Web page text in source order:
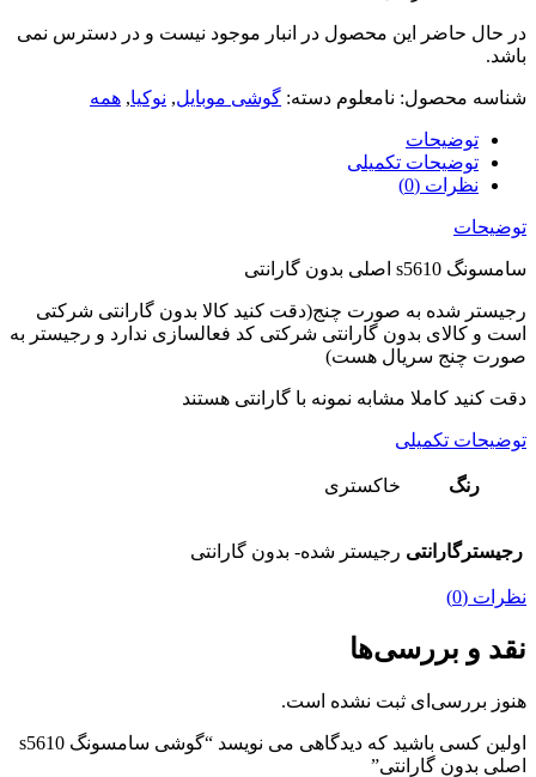
در حال حاضر این محصول در انبار موجود نیست و در دسترس نمی
باشد.
شناسه محصول: نامعلوم دسته: گوشی موبایل, نوکیا, همه
توضیحات
توضیحات تکمیلی
نظرات (0)
توضیحات
سامسونگ s5610 اصلی بدون گارانتی
رجیستر شده به صورت چنج(دقت کنید کالا بدون گارانتی شرکتی
است و کالای بدون گارانتی شرکتی کد فعالسازی ندارد و رجیستر به
صورت چنج سریال هست)
دقت کنید کاملا مشابه نمونه با گارانتی هستند
توضیحات تکمیلی
رنگ خاکستری
رجیسترگارانتی رجیستر شده- بدون گارانتی
نظرات (0)
نقد و بررسی‌ها
هنوز بررسی‌ای ثبت نشده است.
اولین کسی باشید که دیدگاهی می نویسد “گوشی سامسونگ s5610
اصلی بدون گارانتی”